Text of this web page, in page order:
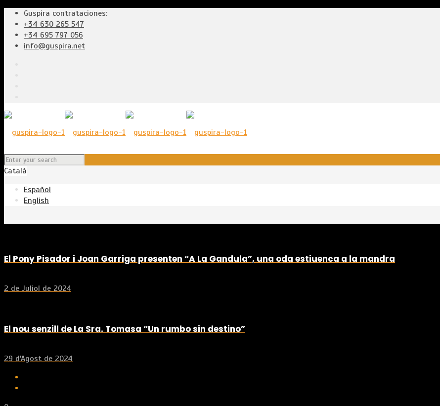
Guspira contrataciones:
+34 630 265 547
+34 695 797 056
info@guspira.net
Català
Español
English
El Pony Pisador i Joan Garriga presenten “A La Gandula”, una oda estiuenca a la mandra
2 de Juliol de 2024
El nou senzill de La Sra. Tomasa “Un rumbo sin destino”
29 d'Agost de 2024